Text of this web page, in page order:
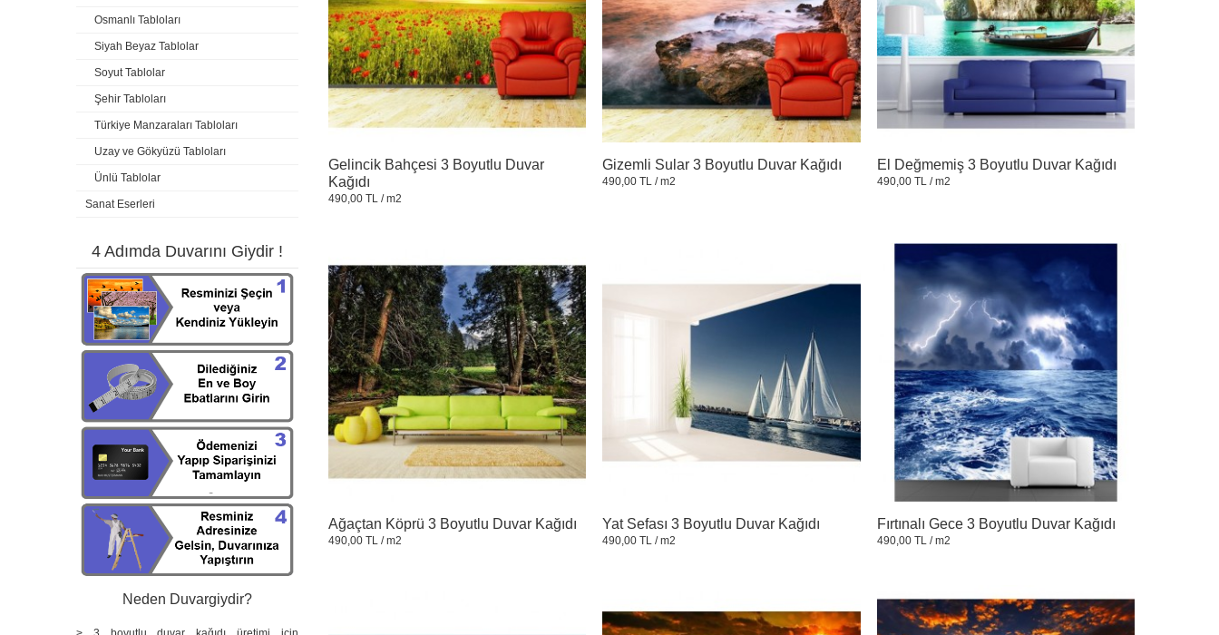
Gelincik Bahçesi 3 Boyutlu Duvar
Kağıdı
490,00 TL / m2
Gizemli Sular 3 Boyutlu Duvar Kağıdı
490,00 TL / m2
El Değmemiş 3 Boyutlu Duvar Kağıdı
490,00 TL/ m2
Ağaçtan Köprü 3 Boyutlu Duvar Kağıdı
490,00 TL / m2
Yat Sefası 3 Boyutlu Duvar Kağıdı
490,00 TL / m2
Fırtınalı Gece 3 Boyutlu Duvar Kağıdı
490,00 TL / m2
Osmanlı Tabloları
Siyah Beyaz Tablolar
Soyut Tablolar
Şehir Tabloları
Türkiye Manzaraları Tabloları
Uzay ve Gökyüzü Tabloları
Ünlü Tablolar
Sanat Eserleri
4 Adımda Duvarını Giydir !
Neden Duvargiydir?